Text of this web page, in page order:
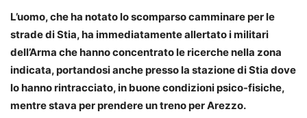
L’uomo, che ha notato lo scomparso camminare per le
strade di Stia, ha immediatamente allertato i militari
dell’Arma che hanno concentrato le ricerche nella zona
indicata, portandosi anche presso la stazione di Stia dove
lo hanno rintracciato, in buone condizioni psico-fisiche,
mentre stava per prendere un treno per Arezzo.